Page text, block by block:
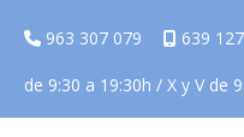
963 307 079 639
de 9:30 a 19:30h / X y V de